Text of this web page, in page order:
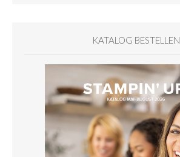
KATALOG BESTELLEN